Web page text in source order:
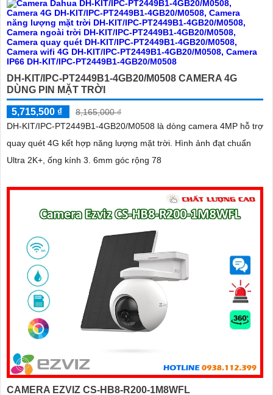
DH-KIT/IPC-PT2449B1-4GB20/M0508 CAMERA 4G
DÙNG PIN MẶT TRỜI
5,715,500 ₫
8,165,000 ₫
DH-KIT/IPC-PT2449B1-4GB20/M0508 là dòng camera 4MP hỗ trợ
quay quét 4G kết hợp năng lượng mặt trời. Hình ảnh đạt chuẩn
Ultra 2K+, ống kính 3. 6mm góc rộng 78
CAMERA EZVIZ CS-HB8-R200-1M8WFL